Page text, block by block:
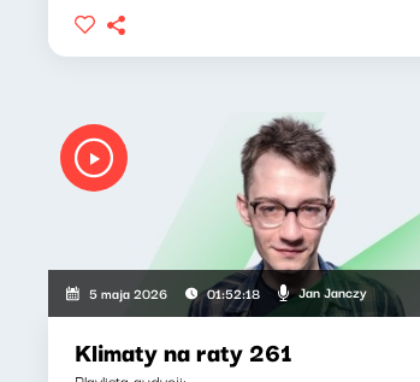
5 maja 2026 01:52:18 Jan Janczy
Klimaty na raty 261